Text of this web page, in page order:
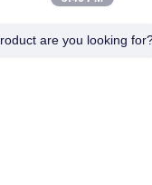
are you looking